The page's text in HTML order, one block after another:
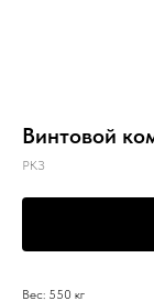
Винтовой
РКЗ
Вес: 550 кг